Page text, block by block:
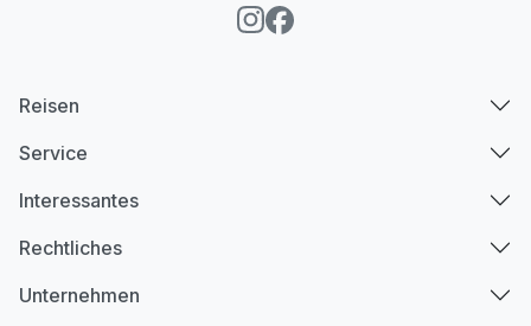
Reisen
Service
Interessantes
Rechtliches
Unternehmen